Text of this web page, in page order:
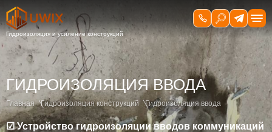
ГИДРОИЗОЛЯЦИЯ ВВОДА
Главная Гидроизоляция конструкций Гидроизоляция ввода
☑ Устройство гидроизоляции вводов коммуникаций